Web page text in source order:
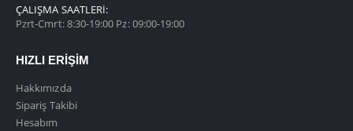
ÇALIŞMA SAATLERI:
Pzrt-Cmrt: 8:30-19:00 Pz: 09:00-19:00
HIZLI ERIŞIM
Hakkımızda
Sipariş Takibi
Hesabım